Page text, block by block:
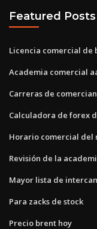
Featured Posts
Licencia comercial de
Academia comercial
Carreras de
Calculadora de forex
Horario comercial del
Revisión de la
Mayor lista de
Para zacks de stock
Precio brent hoy